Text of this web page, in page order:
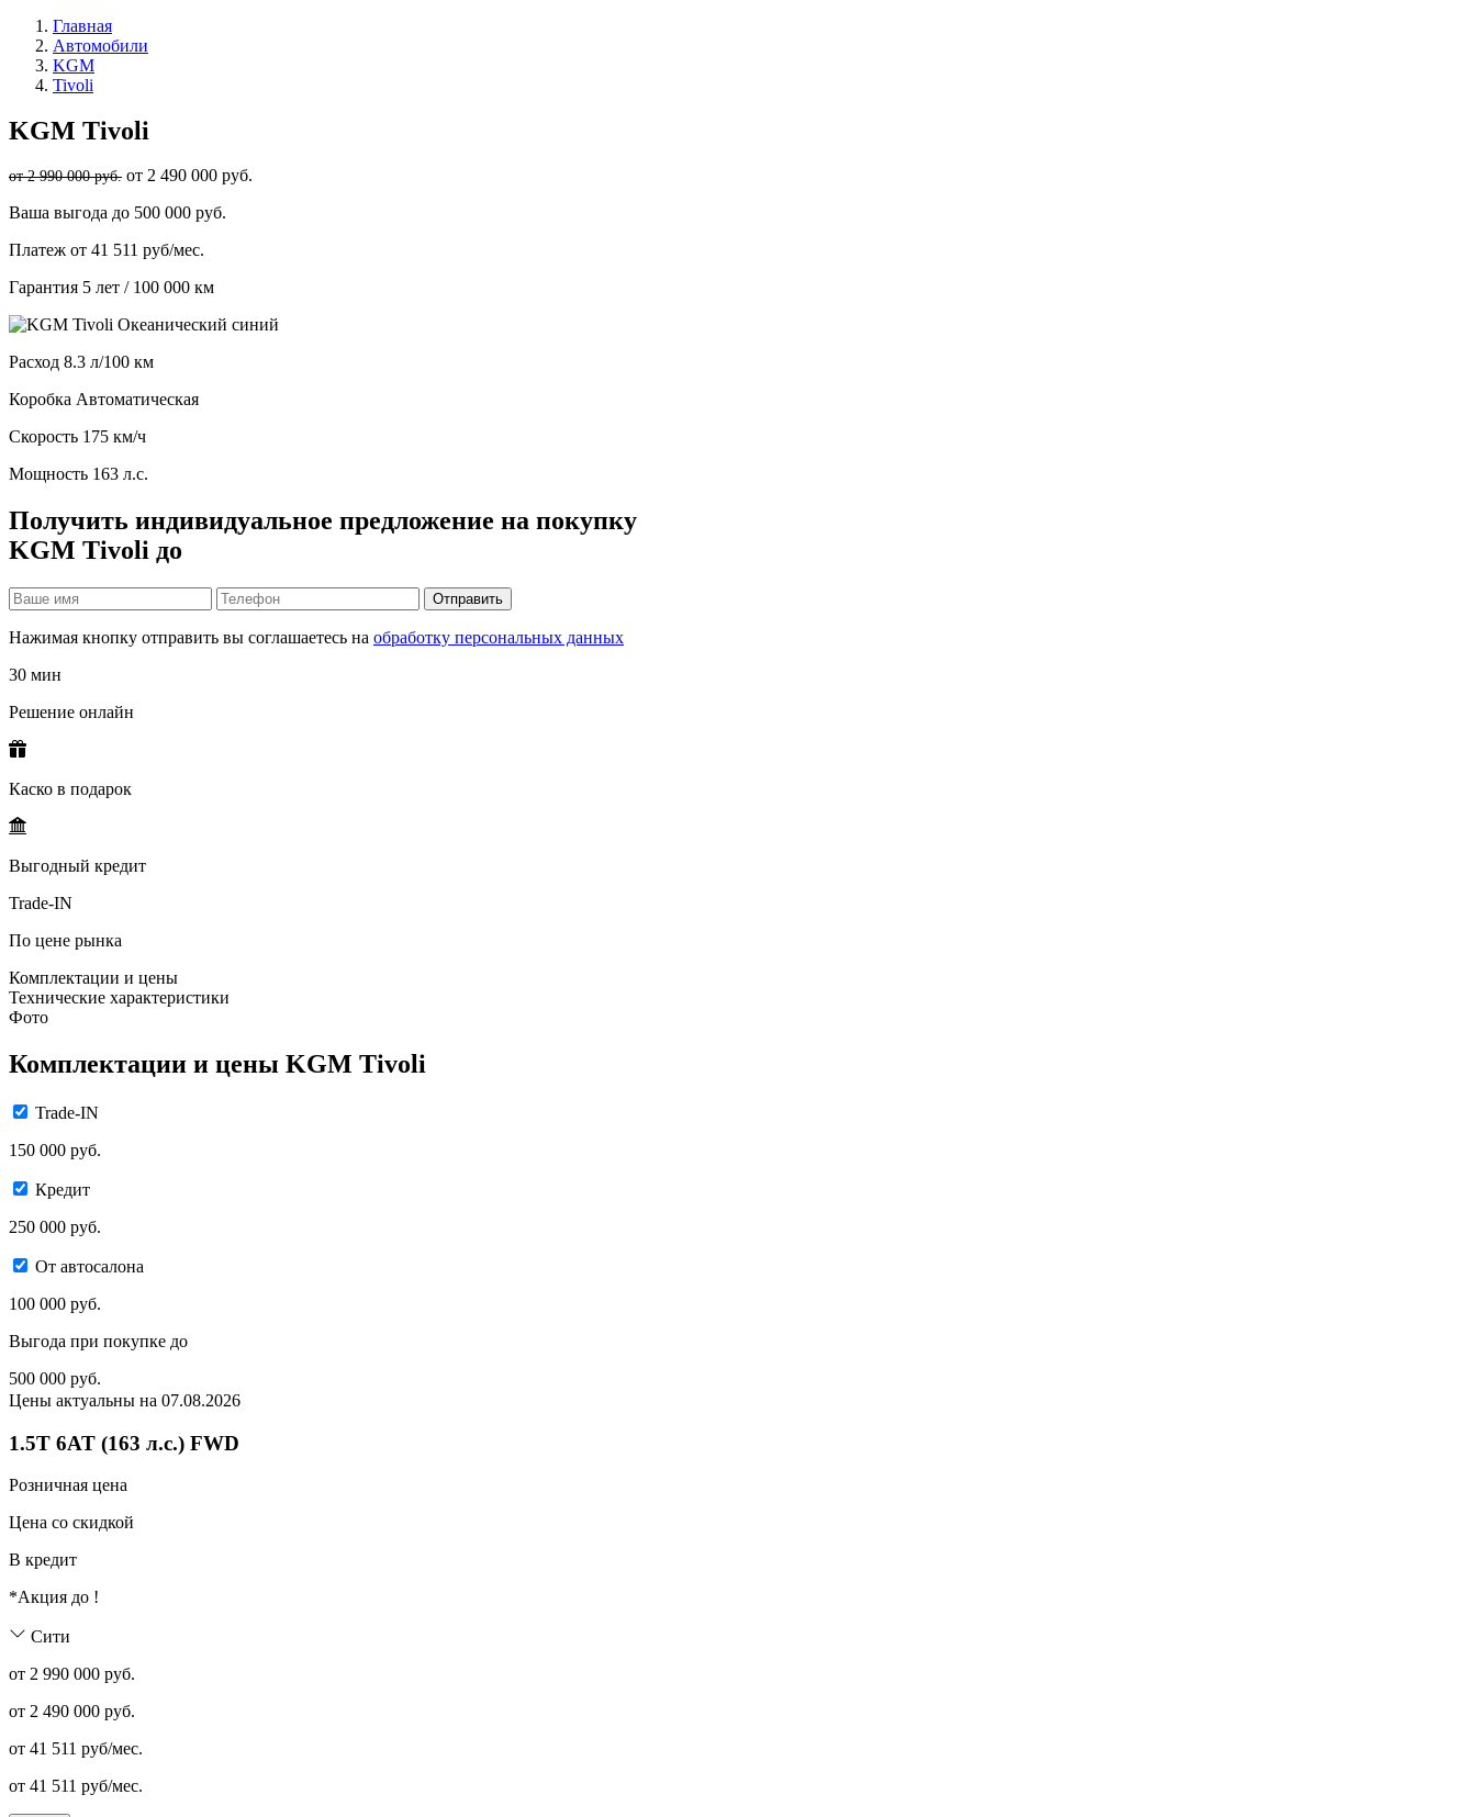
Главная
Автомобили
KGM
Tivoli
KGM Tivoli
от 2 990 000 руб. от 2 490 000 руб.
Ваша выгода до 500 000 руб.
Платеж от 41 511 руб/мес.
Гарантия 5 лет / 100 000 км
Расход 8.3 л/100 км
Коробка Автоматическая
Скорость 175 км/ч
Мощность 163 л.с.
Получить индивидуальное предложение на покупку
KGM Tivoli до
Отправить
Нажимая кнопку отправить вы соглашаетесь на обработку персональных данных
30 мин
Решение онлайн
Каско в подарок
Выгодный кредит
Trade-IN
По цене рынка
Комплектации и цены
Технические характеристики
Фото
Комплектации и цены KGM Tivoli
Trade-IN
150 000 руб.
Кредит
250 000 руб.
От автосалона
100 000 руб.
Выгода при покупке до
500 000 руб.
Цены актуальны на 07.08.2026
1.5T 6AT (163 л.с.) FWD
Розничная цена
Цена со скидкой
В кредит
*Акция до !
Сити
от 2 990 000 руб.
от 2 490 000 руб.
от 41 511 руб/мес.
от 41 511 руб/мес.